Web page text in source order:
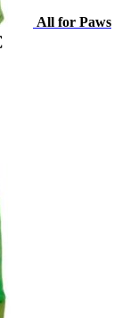
All for Paws